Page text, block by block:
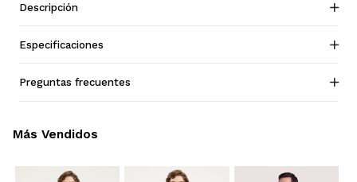
Descripción
Especificaciones
Preguntas frecuentes
Más Vendidos